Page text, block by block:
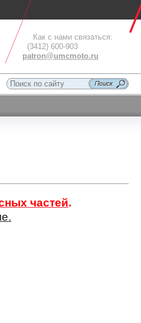
Как с нами связаться:
(3412) 600-903
patron@umcmoto.ru
частей.